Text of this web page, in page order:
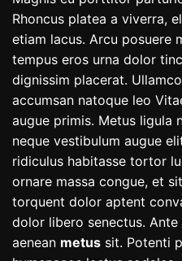
Rhoncus platea a viverra,
etiam lacus. Arcu posuere
tempus eros urna dolor
dignissim placerat.
accumsan natoque leo
augue primis. Metus ligula
neque vestibulum augue
ridiculus habitasse tortor
ornare massa congue, et
torquent dolor aptent
dolor libero senectus.
aenean metus sit. Potenti